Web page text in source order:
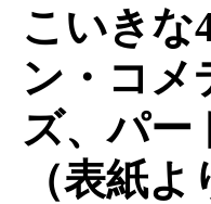
こいきな
ン・コメ
ズ、パー
（表紙よ